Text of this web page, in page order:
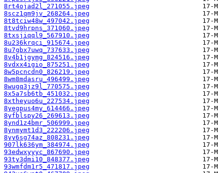
8rt4ojad2l_271055.jpeg
8scz1qm9jv_268264.jpeg
8t8tciw48w_497042.jpeg
8tvd9hrpns_371060.jpeg
8txsjiqql9_567910.jpeg
8u236krqci_915674.jpeg
8u7gbx7uwq_737633.jpeg
8v4b1jgymg_824516.jpeg
8vdxx4igio_875251.jpeg
8w5pcncdn0_826219.jpeg
8wm8mdasru_496499.jpeg
8wugq3jz9l_770575.jpeg
8x5a7sb6tb_451032.jpeg
8xtheyuo6u_227534.jpeg
8yegpus4my_614466.jpeg
8yfblspy26_269613.jpeg
8ynd1z4bmr_506999.jpeg
8ynmymt1d3_222206.jpeg
8yy6sg74az_808231.jpeg
907lk636ym_384974.jpeg
93edwxyyyc_867690.jpeg
93ty3dmi10_848377.jpeg
93wmfdm1r5_471817.jpeg